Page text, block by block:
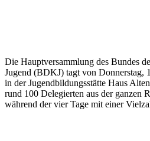
Die Hauptversammlung des Bundes
Jugend (BDKJ) tagt von Donnerstag,
in der Jugendbildungsstätte Haus
rund 100 Delegierten aus der ganzen
während der vier Tage mit einer